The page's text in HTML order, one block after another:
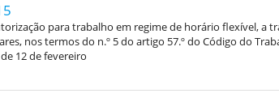
para trabalho em regime de horário flexível, a
nos termos do n.º 5 do artigo 57.º do Código do
12 de fevereiro